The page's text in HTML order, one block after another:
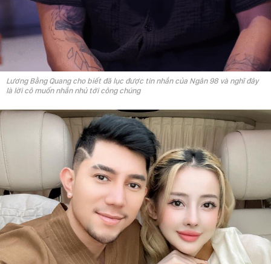
Lương Bằng Quang cho biết đã lục được tin nhắn của Ngân 98 và nghĩ đây
là lời cô muốn nhắn nhủ tới công chúng